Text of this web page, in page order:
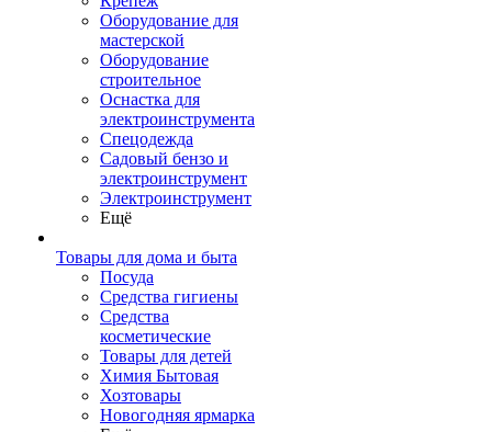
Оборудование для
мастерской
Оборудование
строительное
Оснастка для
электроинструмента
Спецодежда
Садовый бензо и
электроинструмент
Электроинструмент
Ещё
Товары для дома и быта
Посуда
Средства гигиены
Средства
косметические
Товары для детей
Химия Бытовая
Хозтовары
Новогодняя ярмарка